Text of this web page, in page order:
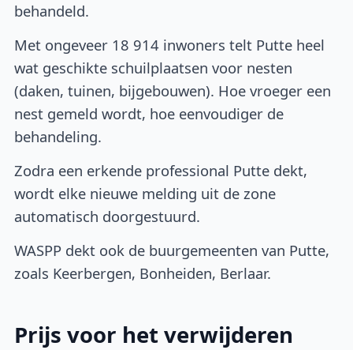
behandeld.
Met ongeveer 18 914 inwoners telt Putte heel
wat geschikte schuilplaatsen voor nesten
(daken, tuinen, bijgebouwen). Hoe vroeger een
nest gemeld wordt, hoe eenvoudiger de
behandeling.
Zodra een erkende professional Putte dekt,
wordt elke nieuwe melding uit de zone
automatisch doorgestuurd.
WASPP dekt ook de buurgemeenten van Putte,
zoals Keerbergen, Bonheiden, Berlaar.
Prijs voor het verwijderen